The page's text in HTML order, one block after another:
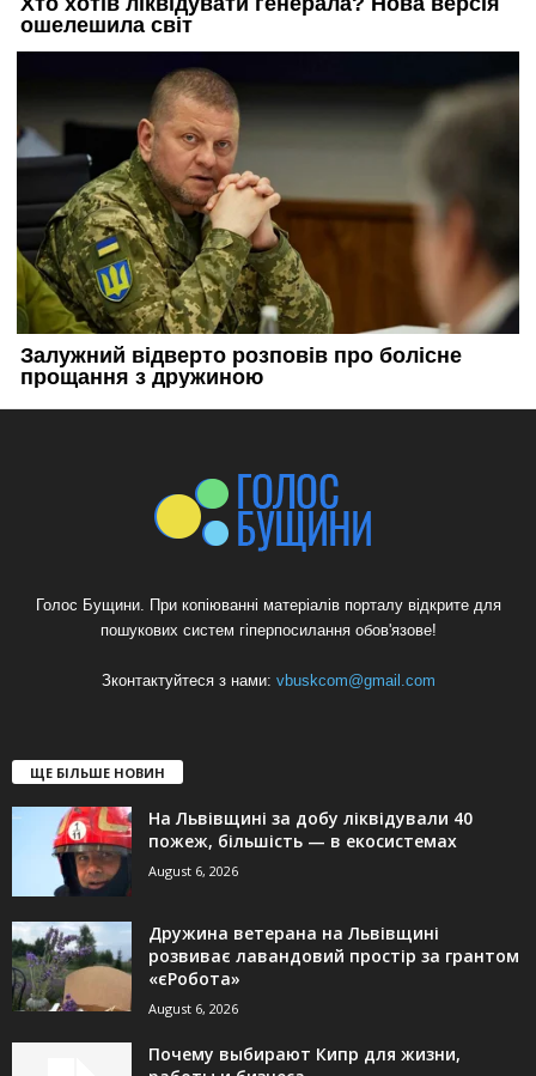
Голос Бущини. При копіюванні матеріалів порталу відкрите для
пошукових систем гіперпосилання обов'язове!
Зконтактуйтеся з нами: vbuskcom@gmail.com
ЩЕ БІЛЬШЕ НОВИН
На Львівщині за добу ліквідували 40
пожеж, більшість — в екосистемах
August 6, 2026
Дружина ветерана на Львівщині
розвиває лавандовий простір за грантом
«єРобота»
August 6, 2026
Почему выбирают Кипр для жизни,